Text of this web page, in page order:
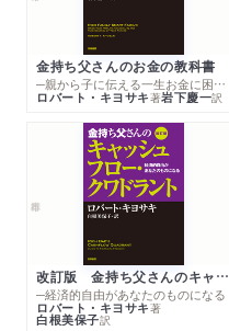
金持ち父さんのお金の教科書
─親から子に伝える一生お金に困らない考え方
ロバート・キヨサキ著岩下慶一訳
改訂版 金持ち父さんのキャッシュフロー・クワドラント
─経済的自由があなたのものになる
ロバート・キヨサキ著
白根美保子訳